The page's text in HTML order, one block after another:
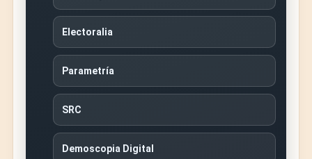
Electoralia
Parametría
SRC
Demoscopia Digital